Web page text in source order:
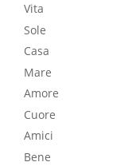
Vita
Sole
Casa
Mare
Amore
Cuore
Amici
Bene